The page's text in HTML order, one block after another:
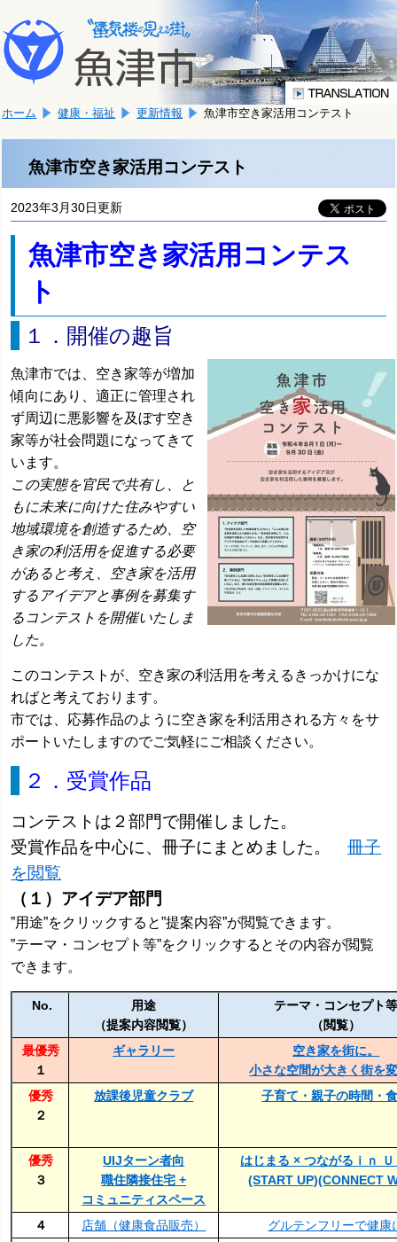
文
へ
移
ま
す。
こ
か
文
ホーム 健康・福祉 更新情報 魚津市空き家活用コンテスト
魚津市空き家活用コンテスト
2023年3月30日更新
魚津市空き家活用コンテス
ト
１．開催の趣旨
魚津市では、空き家等が増加
傾向にあり、適正に管理され
ず周辺に悪影響を及ぼす空き
家等が社会問題になってきて
います。
この実態を官民で共有し、と
もに未来に向けた住みやすい
地域環境を創造するため、空
き家の利活用を促進する必要
があると考え、空き家を活用
するアイデアと事例を募集す
るコンテストを開催いたしま
した。
このコンテストが、空き家の利活用を考えるきっかけにな
ればと考えております。
市では、応募作品のように空き家を利活用される方々をサ
ポートいたしますのでご気軽にご相談ください。
２．受賞作品
コンテストは２部門で開催しました。
受賞作品を中心に、冊子にまとめました。冊子
を閲覧
（１）アイデア部門
”用途”をクリックすると”提案内容”が閲覧できます。
”テーマ・コンセプト等”をクリックするとその内容が閲覧
できます。
No.
用途
（提案内容閲覧）
テーマ・コンセプト
（閲覧）
最優秀
１
ギャラリー
空き家を街に。
小さな空間が大きく街を
優秀
２
放課後児童クラブ 子育て・親子の時間・
優秀
３
UIJターン者向
職住隣接住宅 +
コミュニティスペース
はじまる × つながるｉｎ
(START UP)(CONNECT
４ 店舗（健康食品販売）
グルテンフリーで健康